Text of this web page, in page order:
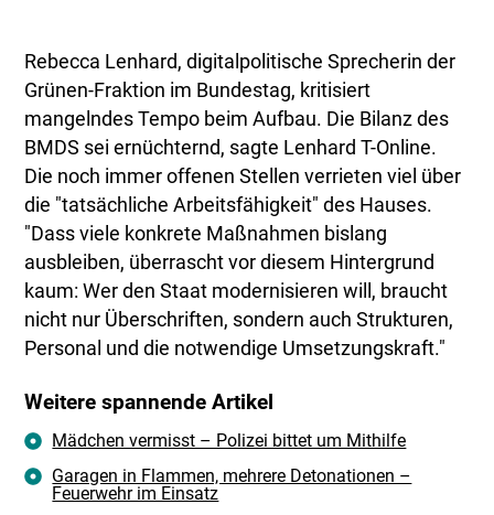
Rebecca Lenhard, digitalpolitische Sprecherin der
Grünen-Fraktion im Bundestag, kritisiert
mangelndes Tempo beim Aufbau. Die Bilanz des
BMDS sei ernüchternd, sagte Lenhard T-Online.
Die noch immer offenen Stellen verrieten viel über
die "tatsächliche Arbeitsfähigkeit" des Hauses.
"Dass viele konkrete Maßnahmen bislang
ausbleiben, überrascht vor diesem Hintergrund
kaum: Wer den Staat modernisieren will, braucht
nicht nur Überschriften, sondern auch Strukturen,
Personal und die notwendige Umsetzungskraft."
Weitere spannende Artikel
Mädchen vermisst – Polizei bittet um Mithilfe
Garagen in Flammen, mehrere Detonationen –
Feuerwehr im Einsatz